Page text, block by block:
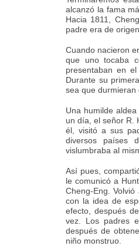
alcanzó la fama
Hacia 1811,
padre era de
Cuando nacieron
que uno tocaba
presentaban en
Durante su
sea que durmieran
Una humilde
un día, el señor R.
él, visitó a sus
diversos países
vislumbraba al
Así pues,
le comunicó a
Cheng-Eng.
con la idea de
efecto, después
vez. Los padres
después de
niño monstruo.